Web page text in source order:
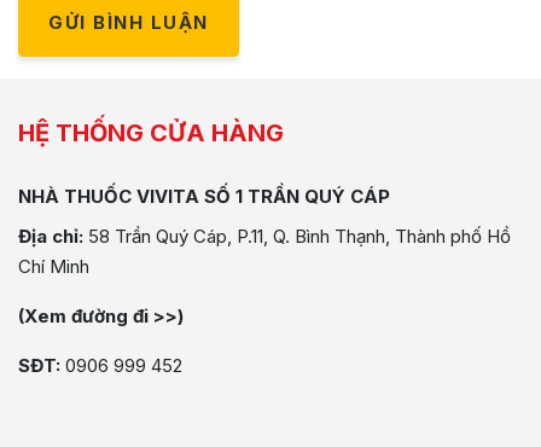
GỬI BÌNH LUẬN
HỆ THỐNG CỬA HÀNG
NHÀ THUỐC VIVITA SỐ 1 TRẦN QUÝ CÁP
Địa chỉ: 58 Trần Quý Cáp, P.11, Q. Bình Thạnh, Thành phố Hồ
Chí Minh
(Xem đường đi >>)
SĐT: 0906 999 452